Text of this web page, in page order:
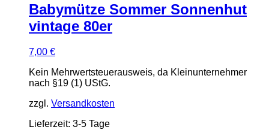
Babymütze Sommer Sonnenhut
vintage 80er
7,00 €
Kein Mehrwertsteuerausweis, da Kleinunternehmer
nach §19 (1) UStG.
zzgl. Versandkosten
Lieferzeit: 3-5 Tage